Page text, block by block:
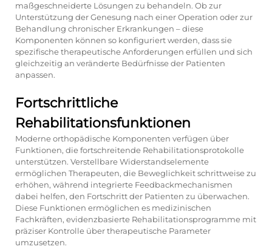
maßgeschneiderte Lösungen zu behandeln. Ob zur
Unterstützung der Genesung nach einer Operation oder zur
Behandlung chronischer Erkrankungen – diese
Komponenten können so konfiguriert werden, dass sie
spezifische therapeutische Anforderungen erfüllen und sich
gleichzeitig an veränderte Bedürfnisse der Patienten
anpassen.
Fortschrittliche
Rehabilitationsfunktionen
Moderne orthopädische Komponenten verfügen über
Funktionen, die fortschreitende Rehabilitationsprotokolle
unterstützen. Verstellbare Widerstandselemente
ermöglichen Therapeuten, die Beweglichkeit schrittweise zu
erhöhen, während integrierte Feedbackmechanismen
dabei helfen, den Fortschritt der Patienten zu überwachen.
Diese Funktionen ermöglichen es medizinischen
Fachkräften, evidenzbasierte Rehabilitationsprogramme mit
präziser Kontrolle über therapeutische Parameter
umzusetzen.